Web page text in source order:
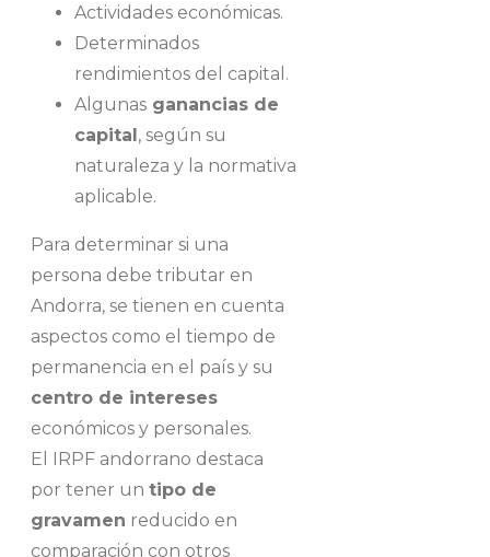
Actividades económicas.
Determinados
rendimientos del capital.
Algunas ganancias de
capital, según su
naturaleza y la normativa
aplicable.
Para determinar si una
persona debe tributar en
Andorra, se tienen en cuenta
aspectos como el tiempo de
permanencia en el país y su
centro de intereses
económicos y personales.
El IRPF andorrano destaca
por tener un tipo de
gravamen reducido en
comparación con otros